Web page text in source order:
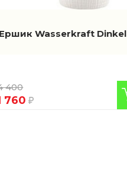
Ершик Wasserkraft Dinkel
400
760